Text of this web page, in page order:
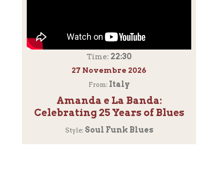
Time: 22:30
27 Novembre 2026
From: Italy
Amanda e La Banda:
Celebrating 25 Years of Blues
Style: Soul Funk Blues